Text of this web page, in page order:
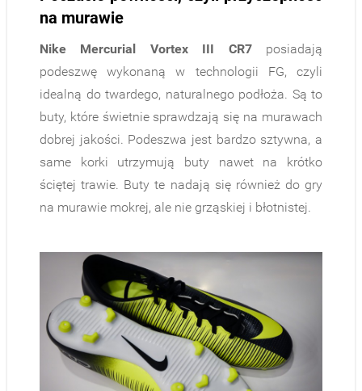
na murawie
Nike Mercurial Vortex III CR7posiadają
podeszwę wykonaną w technologii FG, czyli
idealną do twardego, naturalnego podłoża. Są to
buty, które świetnie sprawdzają się na murawach
dobrej jakości. Podeszwa jest bardzo sztywna, a
same korki utrzymują buty nawet na krótko
ściętej trawie. Buty te nadają się również do gry
na murawie mokrej, ale nie grząskiej i błotnistej.